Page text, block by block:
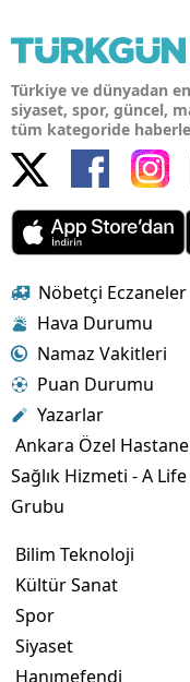
Türkiye ve dünyadan
siyaset, spor, güncel,
tüm kategoride
Nöbetçi Eczaneler
Hava Durumu
Namaz Vakitleri
Puan Durumu
Yazarlar
Ankara Özel
Sağlık Hizmeti - A Life
Grubu
Bilim Teknoloji
Kültür Sanat
Spor
Siyaset
Hanımefendi